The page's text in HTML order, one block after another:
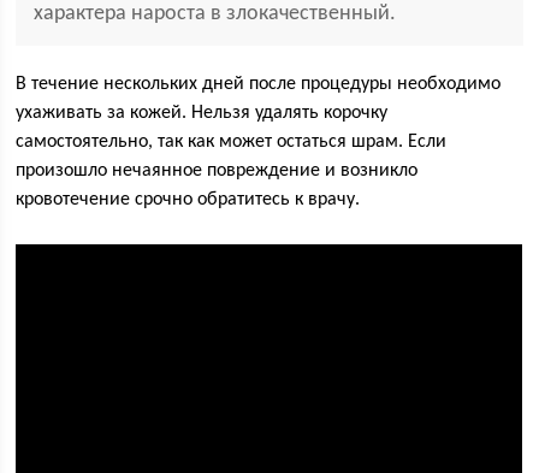
характера нароста в злокачественный.
В течение нескольких дней после процедуры необходимо
ухаживать за кожей. Нельзя удалять корочку
самостоятельно, так как может остаться шрам. Если
произошло нечаянное повреждение и возникло
кровотечение срочно обратитесь к врачу.